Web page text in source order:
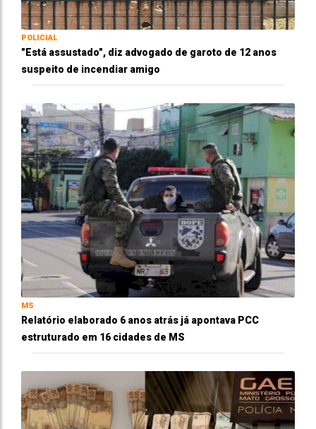
POLICIAL
"Está assustado", diz advogado de garoto de 12 anos
suspeito de incendiar amigo
MS
Relatório elaborado 6 anos atrás já apontava PCC
estruturado em 16 cidades de MS